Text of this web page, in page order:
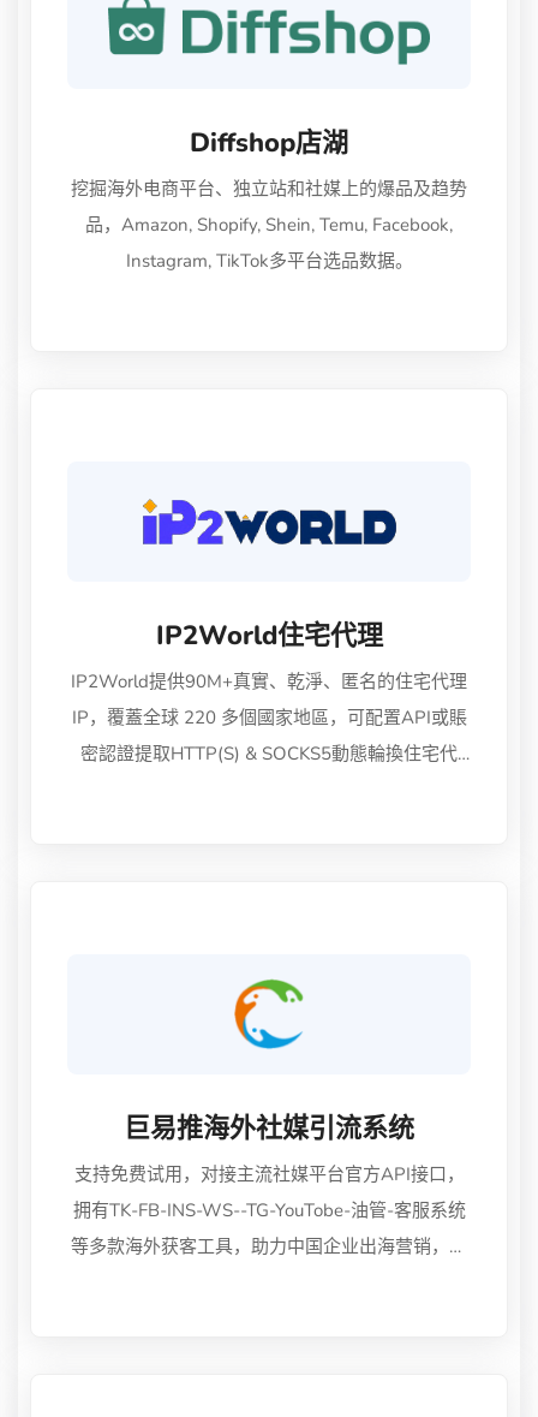
Diffshop店湖
挖掘海外电商平台、独立站和社媒上的爆品及趋势
品，Amazon, Shopify, Shein, Temu, Facebook,
Instagram, TikTok多平台选品数据。
IP2World住宅代理
IP2World提供90M+真實、乾淨、匿名的住宅代理
IP，覆蓋全球 220 多個國家地區，可配置API或賬
密認證提取HTTP(S) & SOCKS5動態輪換住宅代
媒體管理、指紋瀏覽器、網絡遊戲、運動鞋搶購、
電子商務、數據收集等領域。
巨易推海外社媒引流系统
支持免费试用，对接主流社媒平台官方API接口，
拥有TK-FB-INS-WS--TG-YouTobe-油管-客服系统
等多款海外获客工具，助力中国企业出海营销，引